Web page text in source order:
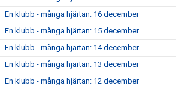
En klubb - många hjärtan: 16 december
En klubb - många hjärtan: 15 december
En klubb - många hjärtan: 14 december
En klubb - många hjärtan: 13 december
En klubb - många hjärtan: 12 december